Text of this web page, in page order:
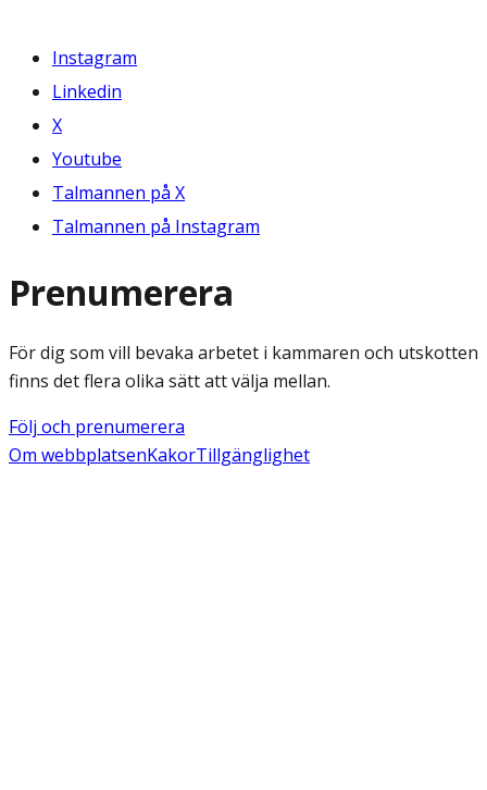
Instagram
Linkedin
X
Youtube
Talmannen på X
Talmannen på Instagram
Prenumerera
För dig som vill bevaka arbetet i kammaren och utskotten
finns det flera olika sätt att välja mellan.
Följ och prenumerera
Om webbplatsenKakorTillgänglighet